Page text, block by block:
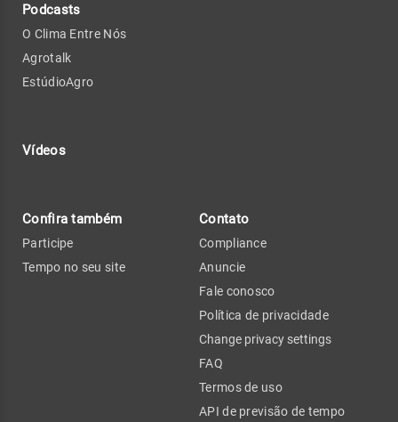
Podcasts
O Clima Entre Nós
Agrotalk
EstúdioAgro
Vídeos
Confira também
Participe
Tempo no seu site
Contato
Compliance
Anuncie
Fale conosco
Política de privacidade
Change privacy settings
FAQ
Termos de uso
API de previsão de tempo